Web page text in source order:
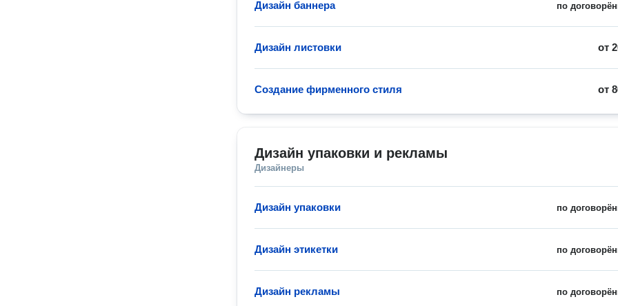
по
Дизайн баннера
от
Дизайн листовки
от
Создание фирменного стиля
Дизайн упаковки и рекламы
Дизайнеры
по
Дизайн упаковки
по
Дизайн этикетки
по
Дизайн рекламы